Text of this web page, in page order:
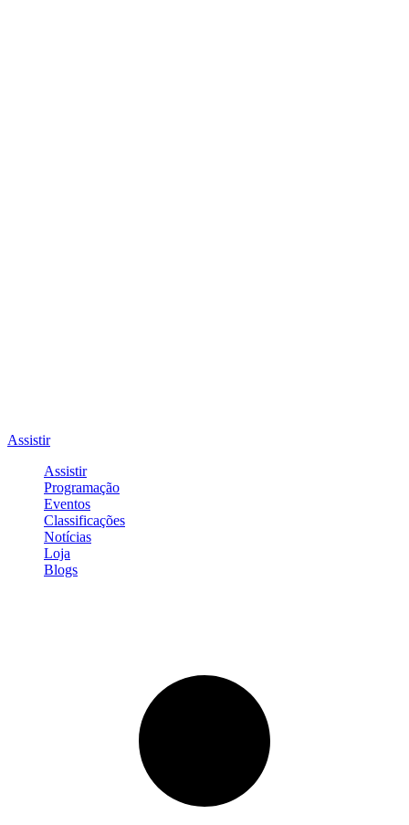
Assistir
Assistir
Programação
Eventos
Classificações
Notícias
Loja
Blogs